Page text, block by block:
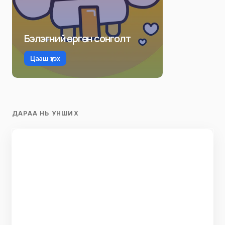
Бэлэгний өргөн сонголт
Цааш үзэх
ДАРАА НЬ УНШИХ